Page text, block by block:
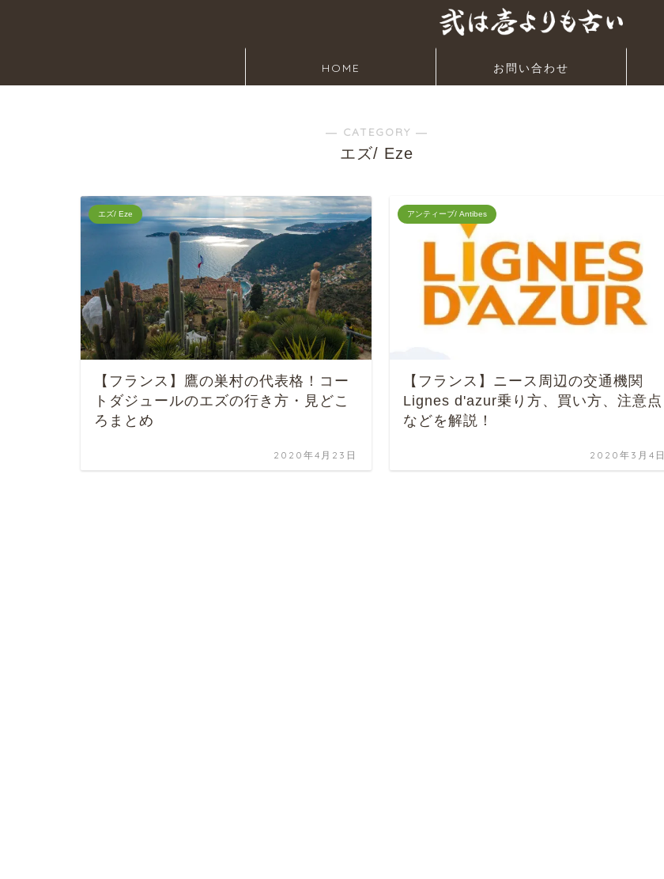
HOME お問い合わせ
― CATEGORY ―
エズ/ Eze
エズ/ Eze
【フランス】鷹の巣村の代表格！コー
トダジュールのエズの行き方・見どこ
ろまとめ
2020年4月23日
アンティーブ/ Antibes
【フランス】ニース周辺の交通機関
Lignes d'azur乗り方、買い方、注意点
などを解説！
2020年3月4日